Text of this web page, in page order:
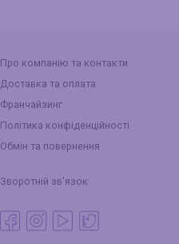
Про компанію та контакти
Доставка та оплата
Франчайзинг
Політика конфіденційності
Обмін та повернення
Зворотній зв'язок